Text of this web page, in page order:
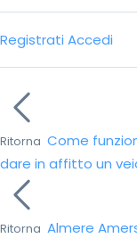
Registrati Accedi
Ritorna Come
dare in affitto un
Ritorna Almere